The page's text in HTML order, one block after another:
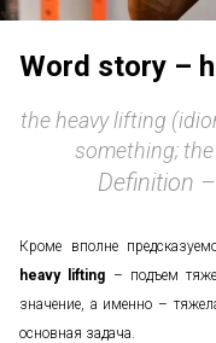
Word story –
the heavy lifting
something;
Definition
Кроме вполне
heavy lifting – подъем
значение, а именно –
основная задача.